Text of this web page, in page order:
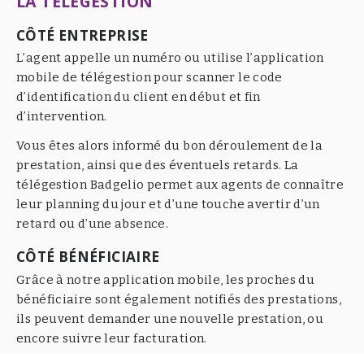
CÔTÉ ENTREPRISE
L’agent appelle un numéro ou utilise l’application
mobile de télégestion pour scanner le code
d’identification du client en début et fin
d’intervention.
Vous êtes alors informé du bon déroulement de la
prestation, ainsi que des éventuels retards. La
télégestion Badgelio permet aux agents de connaître
leur planning du jour et d’une touche avertir d’un
retard ou d’une absence.
CÔTÉ BÉNÉFICIAIRE
Grâce à notre application mobile, les proches du
bénéficiaire sont également notifiés des prestations,
ils peuvent demander une nouvelle prestation, ou
encore suivre leur facturation.